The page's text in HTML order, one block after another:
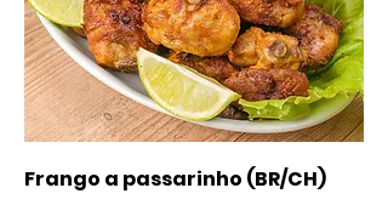
Frango a passarinho (BR/CH)